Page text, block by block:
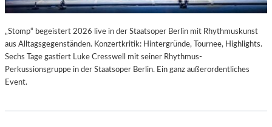
„Stomp“ begeistert 2026 live in der Staatsoper Berlin mit Rhythmuskunst
aus Alltagsgegenständen. Konzertkritik: Hintergründe, Tournee, Highlights.
Sechs Tage gastiert Luke Cresswell mit seiner Rhythmus-
Perkussionsgruppe in der Staatsoper Berlin. Ein ganz außerordentliches
Event.